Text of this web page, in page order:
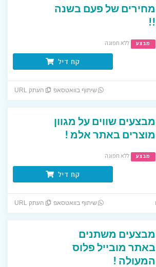
מחירים של פעם בשנה
!!
מבצע ללא תפוגה
קח דיל
שיתוף בוואטסאפ העתק URL
מבצעים שווים על מגוון
מוצרים באתר אלמ !
מבצע ללא תפוגה
קח דיל
שיתוף בוואטסאפ העתק URL
מבצעים משתנים
באתר מובייל פלוס
המעולה !